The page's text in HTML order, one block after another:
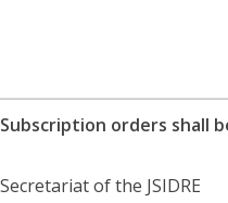
Subscription orders shall
Secretariat of the JSIDRE